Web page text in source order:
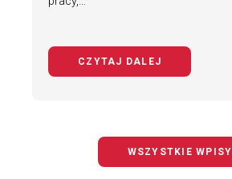
CZYTAJ DALEJ
WSZYSTKIE WPISY